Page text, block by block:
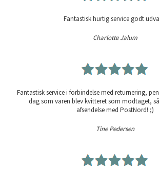
Fantastisk hurtig service godt
Charlotte Jalum
Fantastisk service i forbindelse med returnering,
dag som varen blev kvitteret som modtaget,
afsendelse med PostNord! ;)
Tine Pedersen